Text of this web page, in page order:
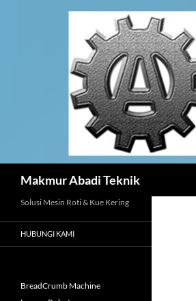
Makmur Abadi Teknik
Solusi Mesin Roti & Kue Kering
HUBUNGI KAMI
BreadCrumb Machine